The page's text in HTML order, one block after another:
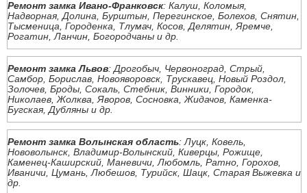
Ремонт замка Ивано-Франковск: Калуш, Коломыя,
Надворная, Долина, Бурштын, Перегинское, Болехов, Снятин,
Тысменица, Городенка, Тлумач, Косов, Делятин, Яремче,
Рогатин, Ланчин, Богородчаны и др.
Ремонт замка Львов: Дрогобыч, Червоноград, Стрый,
Самбор, Борислав, Новояворовск, Трускавец, Новый Роздол,
Золочев, Броды, Сокаль, Стебник, Винники, Городок,
Николаев, Жолква, Яворов, Сосновка, Жидачов, Каменка-
Бугская, Дубляны и др.
Ремонт замка Волынская область: Луцк, Ковель,
Нововолынск, Владимир-Волынский, Киверцы, Рожище,
Каменец-Каширский, Маневичи, Любомль, Ратно, Горохов,
Иваничи, Цумань, Любешов, Турийск, Шацк, Старая Выжевка и
др.